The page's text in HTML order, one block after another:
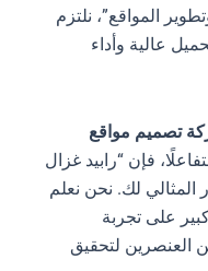
المواقع”، نلتزم
عالية وأداء
تصميم مواقع
فإن “رابيد غزال
المثالي لك. نحن نعلم
على تجربة
لتحقيق